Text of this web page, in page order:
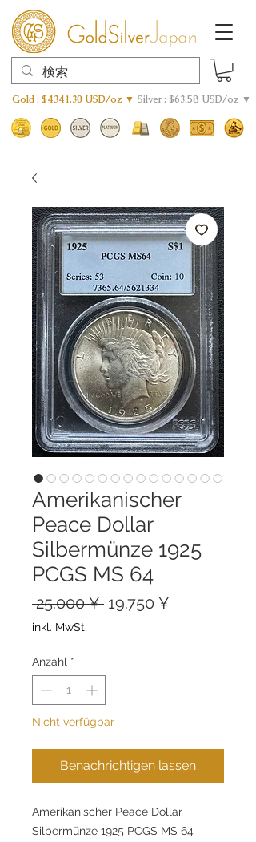
Gold : $4341.30 USD/oz ▼ Silver : $63.58 USD/oz ▼
Amerikanischer
Peace Dollar
Silbermünze 1925
PCGS MS 64
25.000 ¥ Standardpreis
19.750 ¥
inkl. MwSt.
Anzahl *
Nicht verfügbar
Benachrichtigen lassen
Amerikanischer Peace Dollar
Silbermünze 1925 PCGS MS 64